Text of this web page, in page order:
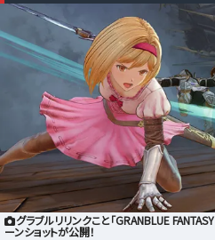
グラブルリリンクこと「GRANBLUE
ーンショットが公開！